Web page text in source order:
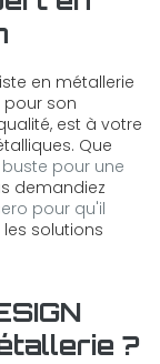
en métallerie
pour son
est à votre
Que
pour une
demandiez
pour qu'il
solutions
?